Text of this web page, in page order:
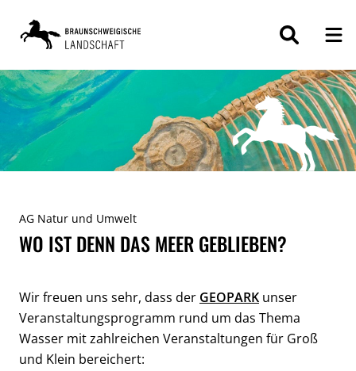
ZUM
INHALT
AG Natur und Umwelt
WO IST DENN DAS MEER GEBLIEBEN?
Wir freuen uns sehr, dass der GEOPARK unser
Veranstaltungsprogramm rund um das Thema
Wasser mit zahlreichen Veranstaltungen für Groß
und Klein bereichert: